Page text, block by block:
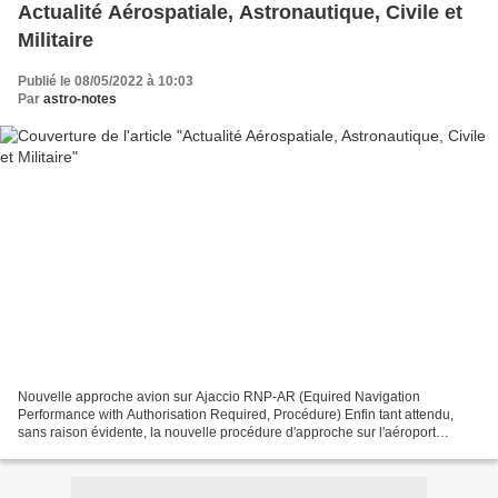
Actualité Aérospatiale, Astronautique, Civile et
Militaire
Publié le 08/05/2022 à 10:03
Par astro-notes
Nouvelle approche avion sur Ajaccio RNP-AR (Equired Navigation
Performance with Authorisation Required, Procédure) Enfin tant attendu,
sans raison évidente, la nouvelle procédure d'approche sur l'aéroport